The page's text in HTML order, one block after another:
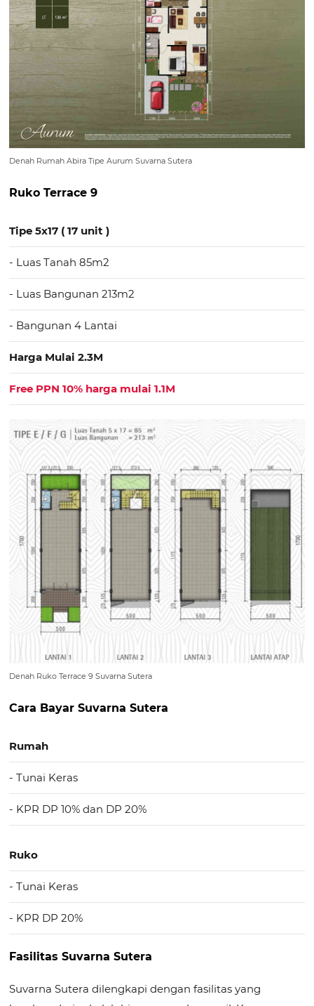
Denah Rumah Abira Tipe Aurum Suvarna Sutera
Ruko Terrace 9
Tipe 5x17 ( 17 unit )
- Luas Tanah 85m2
- Luas Bangunan 213m2
- Bangunan 4 Lantai
Harga Mulai 2.3M
Free PPN 10% harga mulai 1.1M
Denah Ruko Terrace 9 Suvarna Sutera
Cara Bayar Suvarna Sutera
Rumah
- Tunai Keras
- KPR DP 10% dan DP 20%
Ruko
- Tunai Keras
- KPR DP 20%
Fasilitas Suvarna Sutera
Suvarna Sutera dilengkapi dengan fasilitas yang